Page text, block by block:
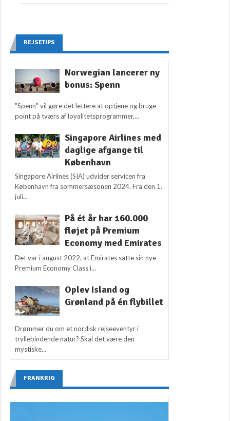
REJSETIPS
Norwegian lancerer ny
bonus: Spenn
"Spenn" vil gøre det lettere at optjene og bruge
point på tværs af loyalitetsprogrammer,...
Singapore Airlines med
daglige afgange til
København
Singapore Airlines (SIA) udvider servicen fra
København fra sommersæsonen 2024. Fra den 1.
juli...
På ét år har 160.000
fløjet på Premium
Economy med Emirates
Det var i august 2022, at Emirates satte sin nye
Premium Economy Class i...
Oplev Island og
Grønland på én flybillet
Drømmer du om et nordisk rejseeventyr i
tryllebindende natur? Skal det være den
mystiske...
FRANKRIG